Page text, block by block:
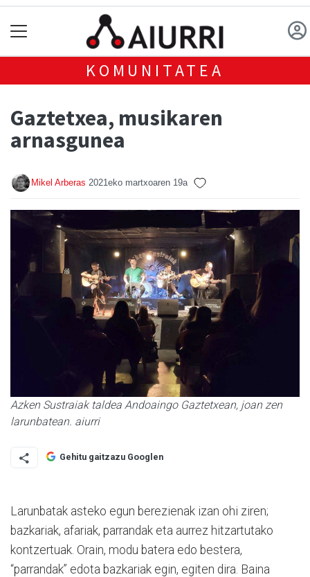
KOMUNITATEA
Gaztetxea, musikaren
arnasgunea
Mikel Arberas 2021eko martxoaren 19a
Azken Sustraiak taldea Andoaingo Gaztetxean, joan zen
larunbatean. aiurri
Gehitu gaitzazu Googlen
Larunbatak asteko egun berezienak izan ohi ziren;
bazkariak, afariak, parrandak eta aurrez hitzartutako
kontzertuak. Orain, modu batera edo bestera,
“parrandak” edota bazkariak egin, egiten dira. Baina